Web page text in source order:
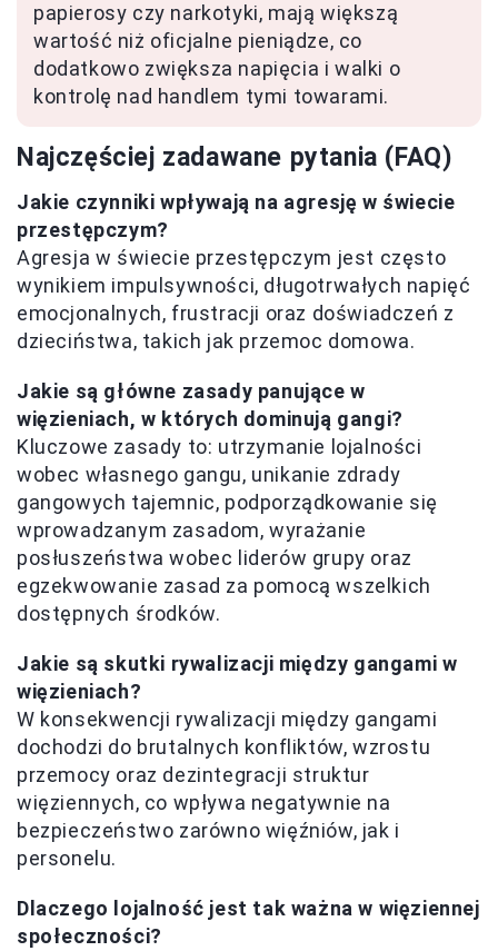
papierosy czy narkotyki, mają większą
wartość niż oficjalne pieniądze, co
dodatkowo zwiększa napięcia i walki o
kontrolę nad handlem tymi towarami.
Najczęściej zadawane pytania (FAQ)
Jakie czynniki wpływają na agresję w świecie
przestępczym?
Agresja w świecie przestępczym jest często
wynikiem impulsywności, długotrwałych napięć
emocjonalnych, frustracji oraz doświadczeń z
dzieciństwa, takich jak przemoc domowa.
Jakie są główne zasady panujące w
więzieniach, w których dominują gangi?
Kluczowe zasady to: utrzymanie lojalności
wobec własnego gangu, unikanie zdrady
gangowych tajemnic, podporządkowanie się
wprowadzanym zasadom, wyrażanie
posłuszeństwa wobec liderów grupy oraz
egzekwowanie zasad za pomocą wszelkich
dostępnych środków.
Jakie są skutki rywalizacji między gangami w
więzieniach?
W konsekwencji rywalizacji między gangami
dochodzi do brutalnych konfliktów, wzrostu
przemocy oraz dezintegracji struktur
więziennych, co wpływa negatywnie na
bezpieczeństwo zarówno więźniów, jak i
personelu.
Dlaczego lojalność jest tak ważna w więziennej
społeczności?